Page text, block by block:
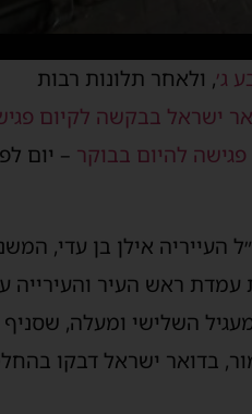
ג׳, ולאחר תלונות רבות
ישראל בבקשה לקיום
להיום בבוקר – יום
העייריה אילן בן עדי,
עמדת ראש העיר והעירייה
השלישי ומעלה, שסניף
בדואר ישראל דבקו